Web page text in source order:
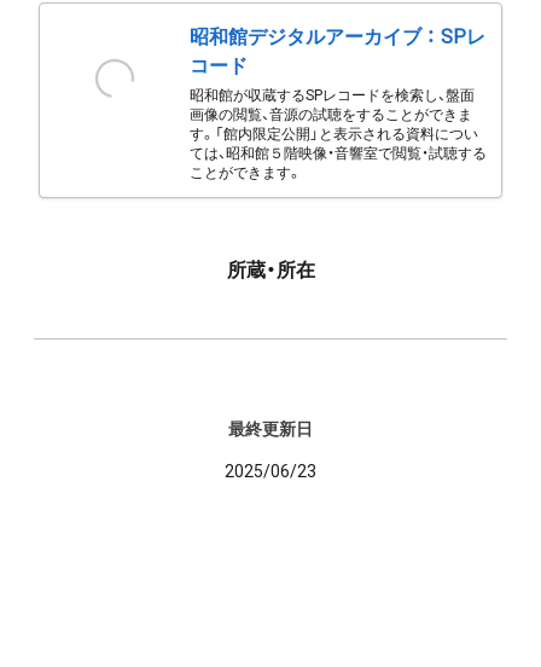
昭和館デジタルアーカイブ ： SPレ
コード
昭和館が収蔵するSPレコードを検索し、盤面
画像の閲覧、音源の試聴をすることができま
す。「館内限定公開」と表示される資料につい
ては、昭和館５階映像・音響室で閲覧・試聴する
ことができます。
所蔵・所在
最終更新日
2025/06/23